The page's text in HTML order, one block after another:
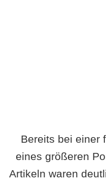
Bereits bei einer
eines größeren
Artikeln waren